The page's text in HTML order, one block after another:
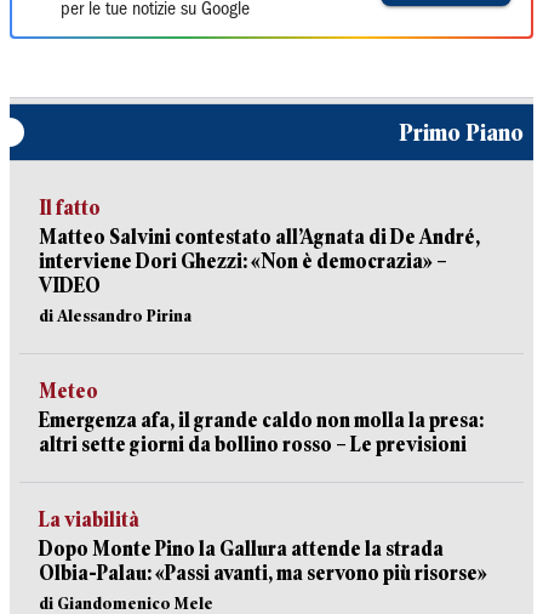
per le tue notizie su Google
Primo Piano
Il fatto
Matteo Salvini contestato all’Agnata di De André,
interviene Dori Ghezzi: «Non è democrazia» –
VIDEO
di Alessandro Pirina
Meteo
Emergenza afa, il grande caldo non molla la presa:
altri sette giorni da bollino rosso – Le previsioni
La viabilità
Dopo Monte Pino la Gallura attende la strada
Olbia-Palau: «Passi avanti, ma servono più risorse»
di Giandomenico Mele